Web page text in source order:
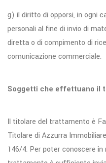
g) il diritto di opporsi, in ogni
personali al fine di invio di
diretta o di compimento di
comunicazione commerciale.
Soggetti che effettuano il
Il titolare del trattamento è
Titolare di Azzurra
146/4. Per poter conoscere in